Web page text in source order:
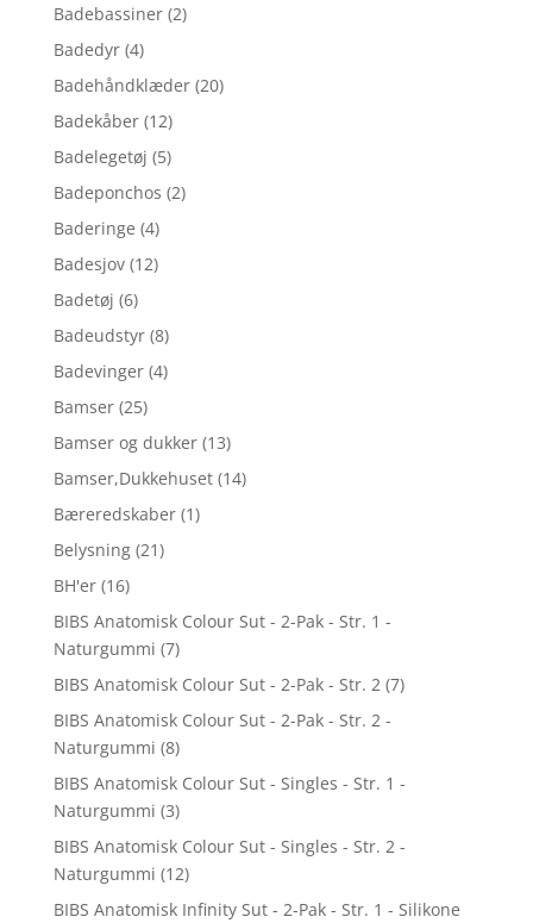
Badebassiner (2)
Badedyr (4)
Badehåndklæder (20)
Badekåber (12)
Badelegetøj (5)
Badeponchos (2)
Baderinge (4)
Badesjov (12)
Badetøj (6)
Badeudstyr (8)
Badevinger (4)
Bamser (25)
Bamser og dukker (13)
Bamser,Dukkehuset (14)
Bæreredskaber (1)
Belysning (21)
BH'er (16)
BIBS Anatomisk Colour Sut - 2-Pak - Str. 1 -
Naturgummi (7)
BIBS Anatomisk Colour Sut - 2-Pak - Str. 2 (7)
BIBS Anatomisk Colour Sut - 2-Pak - Str. 2 -
Naturgummi (8)
BIBS Anatomisk Colour Sut - Singles - Str. 1 -
Naturgummi (3)
BIBS Anatomisk Colour Sut - Singles - Str. 2 -
Naturgummi (12)
BIBS Anatomisk Infinity Sut - 2-Pak - Str. 1 - Silikone